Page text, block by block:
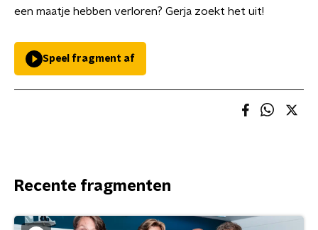
een maatje hebben verloren? Gerja zoekt het uit!
Speel fragment af
Recente fragmenten